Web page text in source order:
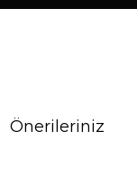
Önerileriniz